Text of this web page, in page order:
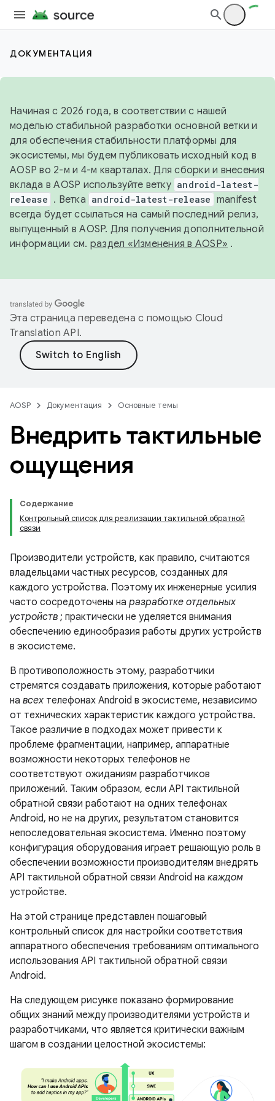
ДОКУМЕНТАЦИЯ
Начиная с 2026 года, в соответствии с нашей
моделью стабильной разработки основной ветки и
для обеспечения стабильности платформы для
экосистемы, мы будем публиковать исходный код в
AOSP во 2-м и 4-м кварталах. Для сборки и внесения
вклада в AOSP используйте ветку android-latest-
release . Ветка android-latest-release manifest
всегда будет ссылаться на самый последний релиз,
выпущенный в AOSP. Для получения дополнительной
информации см. раздел «Изменения в AOSP» .
Эта страница переведена с помощью Cloud
Translation API.
AOSP Документация Основные темы
Внедрить тактильные
ощущения
Содержание
Контрольный список для реализации тактильной обратной
связи
Производители устройств, как правило, считаются
владельцами частных ресурсов, созданных для
каждого устройства. Поэтому их инженерные усилия
часто сосредоточены на разработке отдельных
устройств ; практически не уделяется внимания
обеспечению единообразия работы других устройств
в экосистеме.
В противоположность этому, разработчики
стремятся создавать приложения, которые работают
на всех телефонах Android в экосистеме, независимо
от технических характеристик каждого устройства.
Такое различие в подходах может привести к
проблеме фрагментации, например, аппаратные
возможности некоторых телефонов не
соответствуют ожиданиям разработчиков
приложений. Таким образом, если API тактильной
обратной связи работают на одних телефонах
Android, но не на других, результатом становится
непоследовательная экосистема. Именно поэтому
конфигурация оборудования играет решающую роль в
обеспечении возможности производителям внедрять
API тактильной обратной связи Android на каждом
устройстве.
На этой странице представлен пошаговый
контрольный список для настройки соответствия
аппаратного обеспечения требованиям оптимального
использования API тактильной обратной связи
Android.
На следующем рисунке показано формирование
общих знаний между производителями устройств и
разработчиками, что является критически важным
шагом в создании целостной экосистемы: